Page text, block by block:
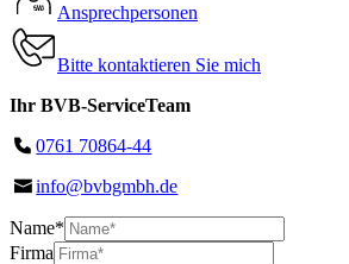
Ansprechpersonen
Bitte kontaktieren Sie mich
Ihr BVB-ServiceTeam
0761 70864-44
info@bvbgmbh.de
Name*
Firma